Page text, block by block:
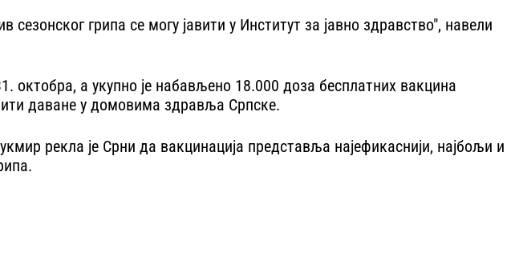
грипа се могу јавити у Институт за јавно здравство", навели
октобра, а укупно је набављено 18.000 доза бесплатних вакцина
даване у домовима здравља Српске.
рекла је Срни да вакцинација представља најефикаснији, најбољи и